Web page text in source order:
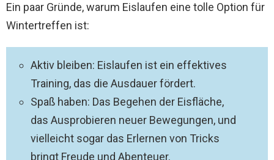
Ein paar Gründe, warum Eislaufen eine tolle Option für
Wintertreffen ist:
Aktiv bleiben: Eislaufen ist ein effektives
Training, das die Ausdauer fördert.
Spaß haben: Das Begehen der Eisfläche,
das Ausprobieren neuer Bewegungen, und
vielleicht sogar das Erlernen von Tricks
bringt Freude und Abenteuer.